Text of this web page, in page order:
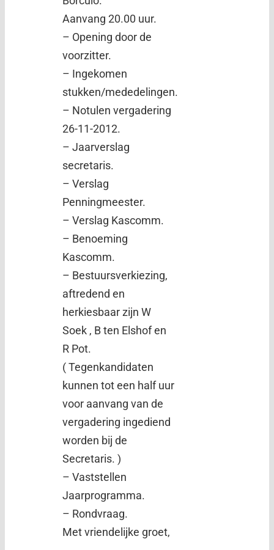
Aanvang 20.00 uur.
– Opening door de
voorzitter.
– Ingekomen
stukken/mededelingen.
– Notulen vergadering
26-11-2012.
– Jaarverslag
secretaris.
– Verslag
Penningmeester.
– Verslag Kascomm.
– Benoeming
Kascomm.
– Bestuursverkiezing,
aftredend en
herkiesbaar zijn W
Soek , B ten Elshof en
R Pot.
( Tegenkandidaten
kunnen tot een half uur
voor aanvang van de
vergadering ingediend
worden bij de
Secretaris. )
– Vaststellen
Jaarprogramma.
– Rondvraag.
Met vriendelijke groet,